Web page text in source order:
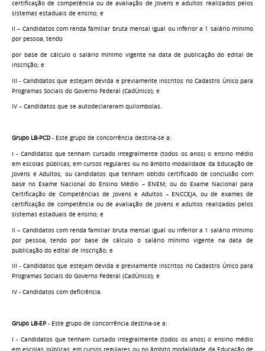
certificação de competência ou de avaliação de jovens e adultos realizados pelos
sistemas estaduais de ensino; e
II – Candidatos com renda familiar bruta mensal igual ou inferior a 1 salário mínimo
por pessoa, tendo
por base de cálculo o salário mínimo vigente na data de publicação do edital de
inscrição; e
III - Candidatos que estejam devida e previamente inscritos no Cadastro Único para
Programas Sociais do Governo Federal (CadÚnico); e
IV – Candidatos que se autodeclararam quilombolas.
Grupo LB-PCD - Este grupo de concorrência destina-se a:
I - Candidatos que tenham cursado integralmente (todos os anos) o ensino médio
em escolas públicas, em cursos regulares ou no âmbito modalidade da Educação de
Jovens e Adultos; ou candidatos que tenham obtido certificado de conclusão com
base no Exame Nacional do Ensino Médio – ENEM; ou do Exame Nacional para
Certificação de Competências de Jovens e Adultos – ENCCEJA, ou de exames de
certificação de competência ou de avaliação de jovens e adultos realizados pelos
sistemas estaduais de ensino; e
II – Candidatos com renda familiar bruta mensal igual ou inferior a 1 salário mínimo
por pessoa, tendo por base de cálculo o salário mínimo vigente na data de
publicação do edital de inscrição; e
III - Candidatos que estejam devida e previamente inscritos no Cadastro Único para
Programas Sociais do Governo Federal (CadÚnico); e
IV - Candidatos com deficiência.
Grupo LB-EP - Este grupo de concorrência destina-se a:
I - Candidatos que tenham cursado integralmente (todos os anos) o ensino médio
em escolas públicas, em cursos regulares ou no âmbito modalidade da Educação de